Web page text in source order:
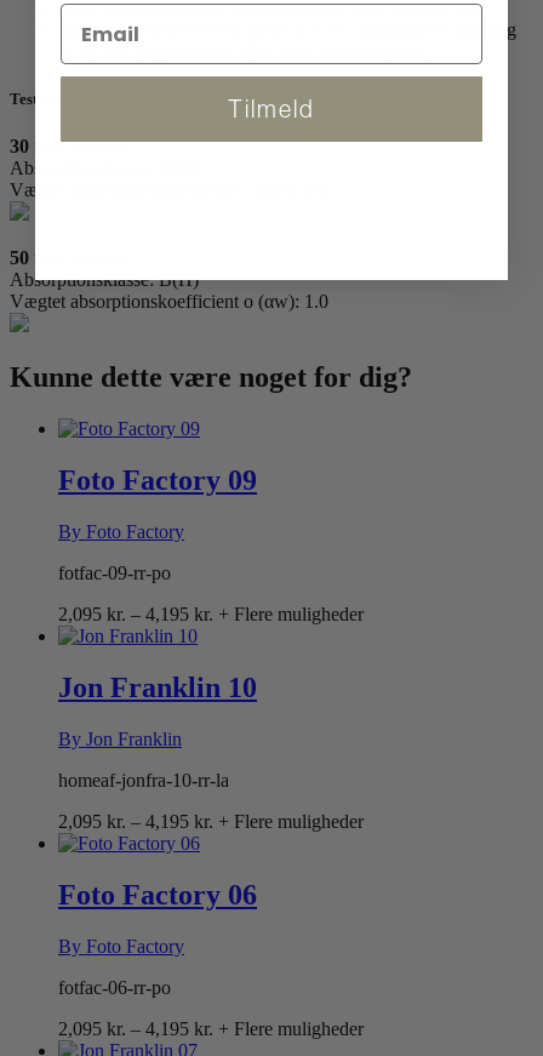
Store formater leveres med fragtmand. (Fra 86x120 cm)
Mindre formater leveres med GLS. Du modtager et tracking
Test & Akustisk funktionalitet
30 mm ramme
Absorptionsklasse: B(H)
Vægtet absorptionskoefficient o (αw): 0.8
50 mm ramme
Absorptionsklasse: B(H)
Vægtet absorptionskoefficient o (αw): 1.0
Kunne dette være noget for dig?
Foto Factory 09
By Foto Factory
fotfac-09-rr-po
2,095 kr. – 4,195 kr. Prisinterval:
4,195 kr.
+ Flere muligheder
Jon Franklin 10
By Jon Franklin
homeaf-jonfra-10-rr-la
2,095 kr. – 4,195 kr. Prisinterval:
4,195 kr.
+ Flere muligheder
Foto Factory 06
By Foto Factory
fotfac-06-rr-po
2,095 kr. – 4,195 kr. Prisinterval:
+ Flere muligheder
Tilmeld